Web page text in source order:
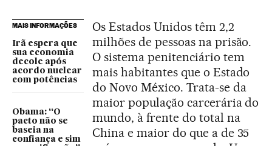
MAIS INFORMAÇÕES
Irã espera que
sua economia
decole após
acordo nuclear
com potências
Obama: “O
pacto não se
baseia na
confiança e sim
Os Estados Unidos têm 2,2
milhões de pessoas na prisão.
O sistema penitenciário tem
mais habitantes que o Estado
do Novo México. Trata-se da
maior população carcerária do
mundo, à frente do total na
China e maior do que a de 35